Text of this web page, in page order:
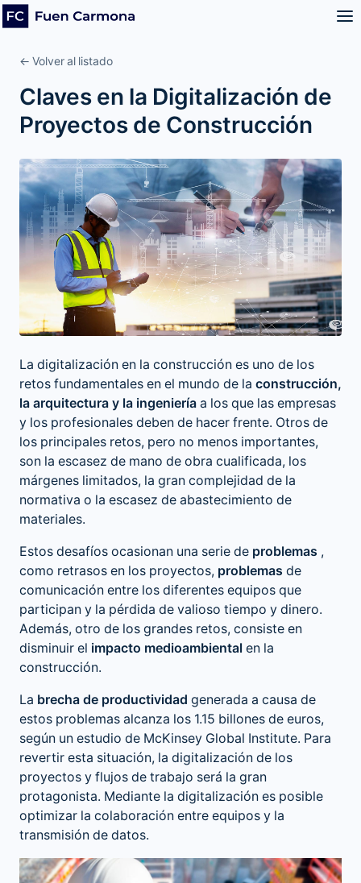
← Volver al listado
Claves en la Digitalización de
Proyectos de Construcción
La digitalización en la construcción es uno de los
retos fundamentales en el mundo de la construcción,
la arquitectura y la ingeniería a los que las empresas
y los profesionales deben de hacer frente. Otros de
los principales retos, pero no menos importantes,
son la escasez de mano de obra cualificada, los
márgenes limitados, la gran complejidad de la
normativa o la escasez de abastecimiento de
materiales.
Estos desafíos ocasionan una serie de problemas ,
como retrasos en los proyectos, problemas de
comunicación entre los diferentes equipos que
participan y la pérdida de valioso tiempo y dinero.
Además, otro de los grandes retos, consiste en
disminuir el impacto medioambiental en la
construcción.
La brecha de productividad generada a causa de
estos problemas alcanza los 1.15 billones de euros,
según un estudio de McKinsey Global Institute. Para
revertir esta situación, la digitalización de los
proyectos y flujos de trabajo será la gran
protagonista. Mediante la digitalización es posible
optimizar la colaboración entre equipos y la
transmisión de datos.